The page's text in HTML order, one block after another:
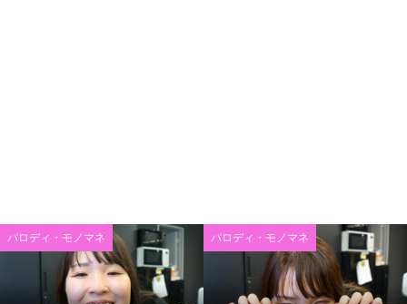
パロディ・モノマネ パロディ・モノマネ